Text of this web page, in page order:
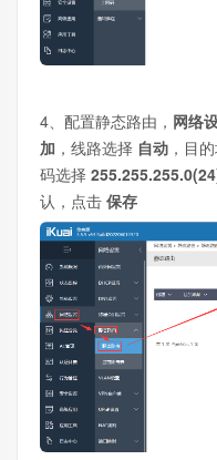
4、配置静态路由， 网络
加 ，线路选择 自动 ，目
码选择
认，点击 保存